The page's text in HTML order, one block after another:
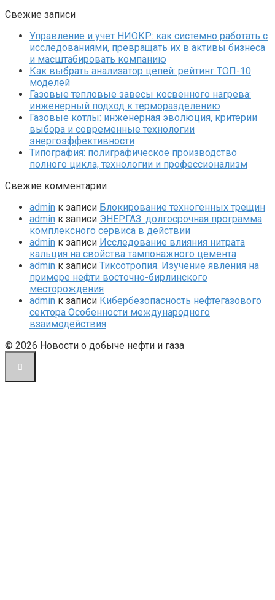
Свежие записи
Управление и учет НИОКР: как системно работать с
исследованиями, превращать их в активы бизнеса
и масштабировать компанию
Как выбрать анализатор цепей: рейтинг ТОП-10
моделей
Газовые тепловые завесы косвенного нагрева:
инженерный подход к терморазделению
Газовые котлы: инженерная эволюция, критерии
выбора и современные технологии
энергоэффективности
Типография: полиграфическое производство
полного цикла, технологии и профессионализм
Свежие комментарии
admin к записи Блокирование техногенных трещин
admin к записи ЭНЕРГАЗ: долгосрочная программа
комплексного сервиса в действии
admin к записи Исследование влияния нитрата
кальция на свойства тампонажного цемента
admin к записи Тиксотропия. Изучение явления на
примере нефти восточно-бирлинского
месторождения
admin к записи Кибербезопасность нефтегазового
сектора Особенности международного
взаимодействия
© 2026 Новости о добыче нефти и газа